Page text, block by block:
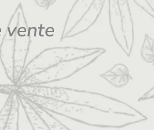
vente